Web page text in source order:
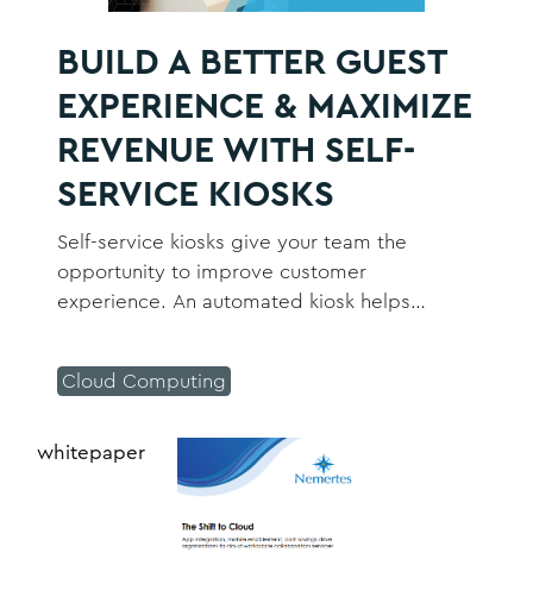
BUILD A BETTER GUEST
EXPERIENCE & MAXIMIZE
REVENUE WITH SELF-
SERVICE KIOSKS
Self-service kiosks give your team the
opportunity to improve customer
experience. An automated kiosk helps
guests.
Cloud Computing
whitepaper